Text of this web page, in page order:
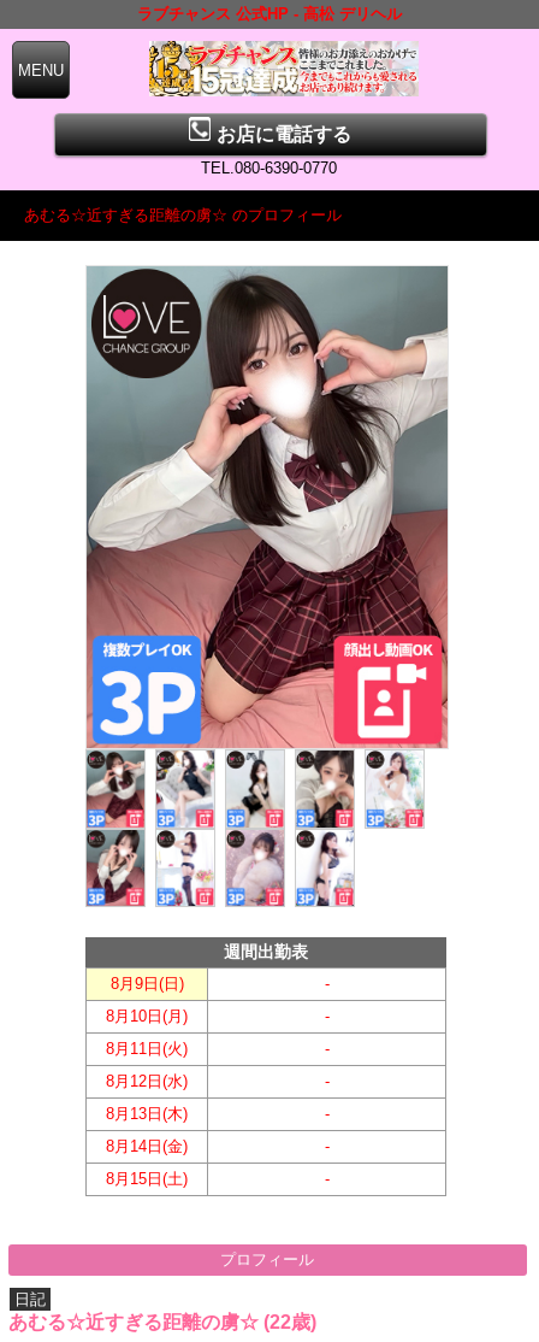
ラブチャンス 公式HP - 高松 デリヘル
お店に電話する
TEL.080-6390-0770
あむる☆近すぎる距離の虜☆ のプロフィール
週間出勤表
8月9日(日 )
-
8月10日(月 )
-
8月11日(火)
-
8月12日(水)
-
8月13日(木)
-
8月14日(金)
-
8月15日(土) -
プロフィール
日記
あむる☆近すぎる距離の虜☆ (22歳)